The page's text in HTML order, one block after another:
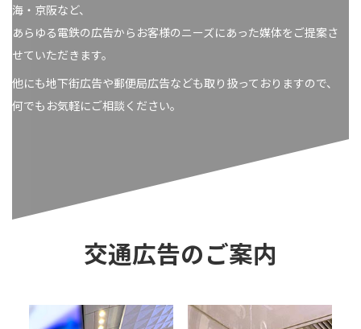
海・京阪など、
あらゆる電鉄の広告からお客様のニーズにあった媒体をご提案さ
せていただきます。
他にも地下街広告や郵便局広告なども取り扱っておりますので、
何でもお気軽にご相談ください。
交通広告のご案内